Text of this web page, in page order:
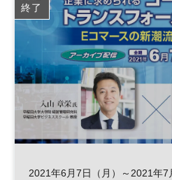
デジタル DX 参加無料
終了
2021年6月7日（月）～2021年7